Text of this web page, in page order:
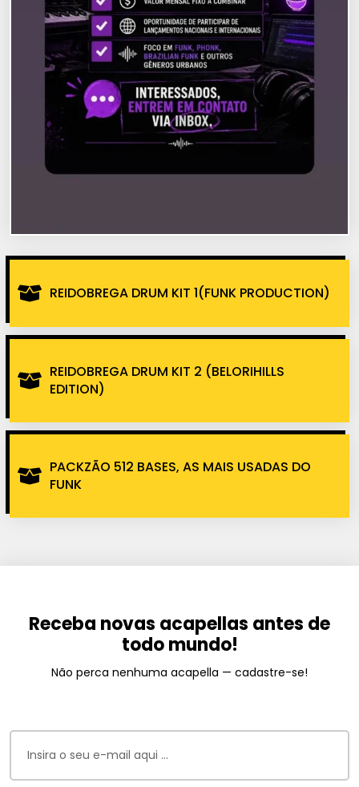
REIDOBREGA DRUM KIT 1(FUNK PRODUCTION)
REIDOBREGA DRUM KIT 2 (BELORIHILLS
EDITION)
PACKZÃO 512 BASES, AS MAIS USADAS DO
FUNK
Receba novas acapellas antes de
todo mundo!
Não perca nenhuma acapella — cadastre-se!